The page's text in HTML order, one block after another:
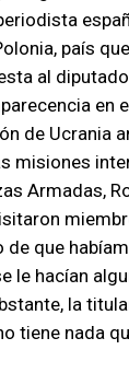
país
al
en
de Ucrania
misiones
Armadas,
que
le hacían
la
tiene nada